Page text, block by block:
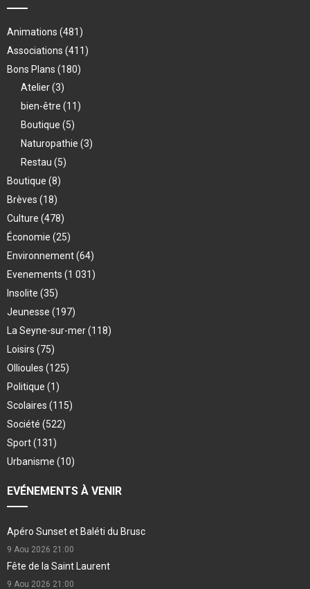
Animations (481)
Associations (411)
Bons Plans (180)
Atelier(3)
bien-être (11)
Boutique (5)
Naturopathie (3)
Restau (5)
Boutique (8)
Brèves (18)
Culture (478)
Économie (25)
Environnement(64)
Evenements (1 031)
Insolite (35)
Jeunesse (197)
La Seyne-sur-mer(118)
Loisirs (75)
Ollioules (125)
Politique (1)
Scolaires (115)
Société (522)
Sport(131)
Urbanisme (10)
EVÉNEMENTS À VENIR
Apéro Sunset et Baléti du Brusc
9 Aou 2026 21:00
Fête de la Saint Laurent
9 Aou 2026 21:00